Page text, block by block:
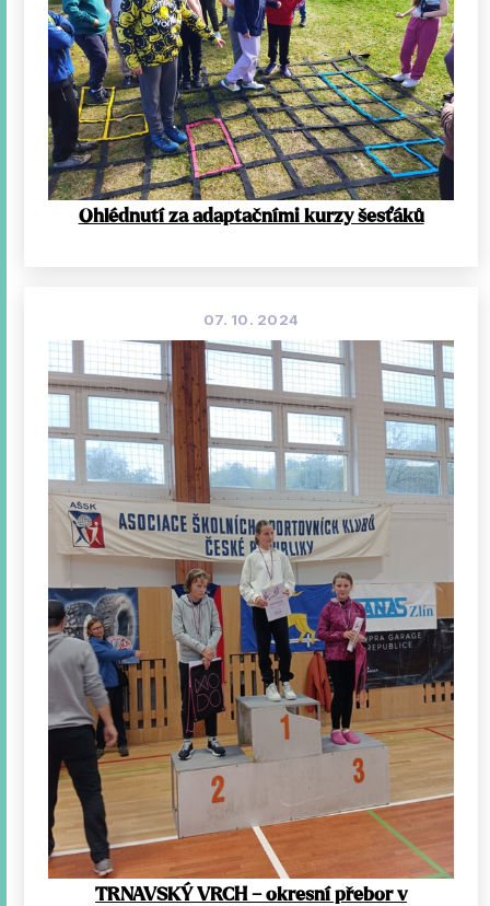
Ohlédnutí za adaptačními kurzy šesťáků
07. 10. 2024
TRNAVSKÝ VRCH – okresní přebor v